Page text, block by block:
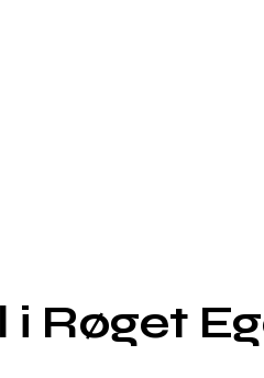
i Røget